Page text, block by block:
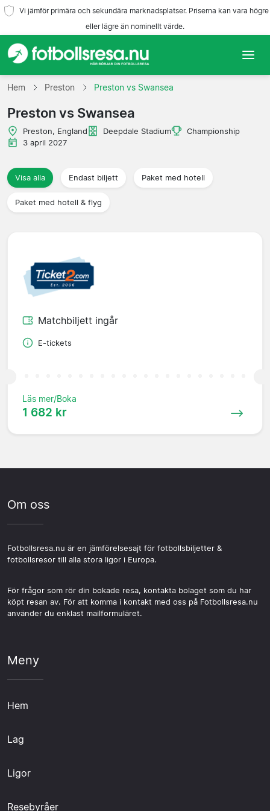
Vi jämför primära och sekundära marknadsplatser. Priserna kan vara högre
eller lägre än nominellt värde.
Hem
Lag
Ligor
Resebyråer
Hem Preston Preston vs Swansea
Preston vs Swansea
Preston, England Deepdale Stadium
Championship
3 april 2027
Visa alla Endast biljett Paket med hotell
Paket med hotell & flyg
Matchbiljett ingår
E-tickets
Läs mer/Boka
1 682 kr
Om oss
Fotbollsresa.nu är en jämförelsesajt för fotbollsbiljetter &
fotbollsresor till alla stora ligor i Europa.
För frågor som rör din bokade resa, kontakta bolaget som du har
köpt resan av. För att komma i kontakt med oss på Fotbollsresa.nu
använder du enklast mailformuläret.
Meny
Hem
Lag
Ligor
Resebyråer